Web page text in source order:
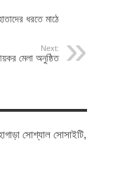
ধরতে মাঠে
Next:
মেলা অনুষ্ঠিত
সোশ্যাল সোসাইটি,